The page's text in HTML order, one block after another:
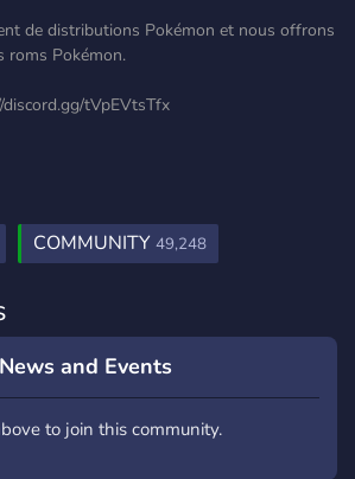
de distributions Pokémon et nous offrons
roms Pokémon.
tVpEVtsTfx
COMMUNITY 49,248
and Events
to join this community.